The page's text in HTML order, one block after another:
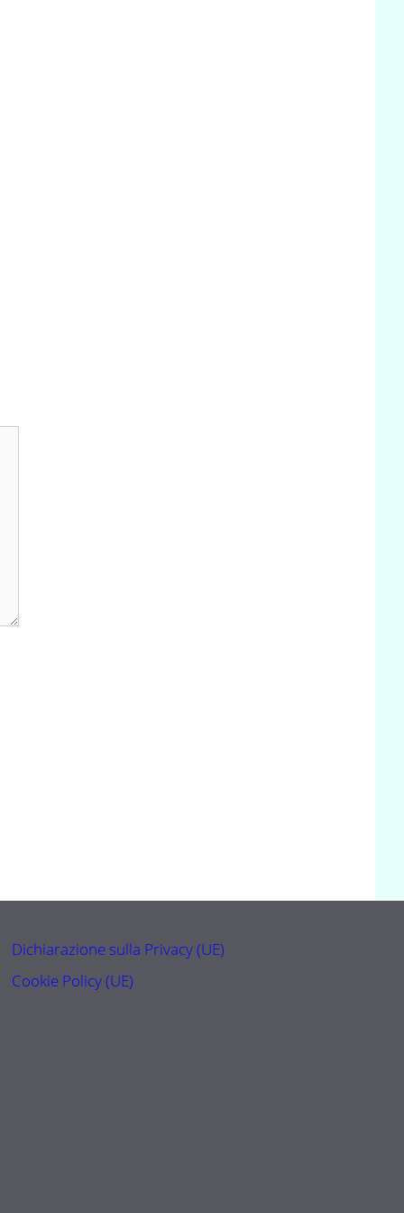
Dichiarazione sulla Privacy (UE)
Cookie Policy (UE)